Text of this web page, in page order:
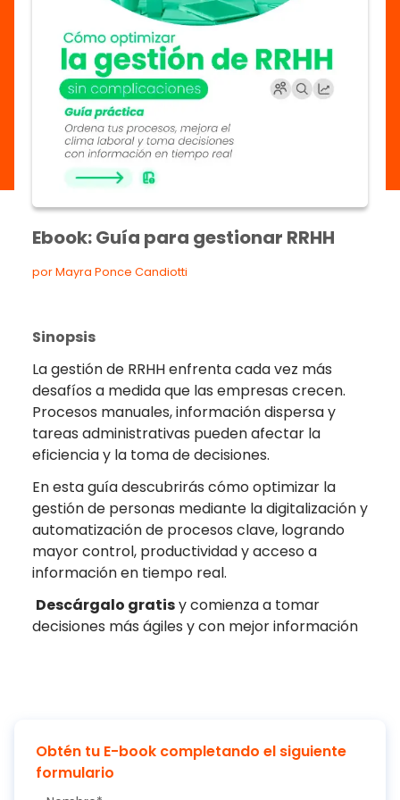
Ebook: Guía para gestionar RRHH
por Mayra Ponce Candiotti
Sinopsis
La gestión de RRHH enfrenta cada vez más
desafíos a medida que las empresas crecen.
Procesos manuales, información dispersa y
tareas administrativas pueden afectar la
eficiencia y la toma de decisiones.
En esta guía descubrirás cómo optimizar la
gestión de personas mediante la digitalización y
automatización de procesos clave, logrando
mayor control, productividad y acceso a
información en tiempo real.
Descárgalo gratisy comienza a tomar
decisiones más ágiles y con mejor información
Obtén tu E-book completando el siguiente
formulario